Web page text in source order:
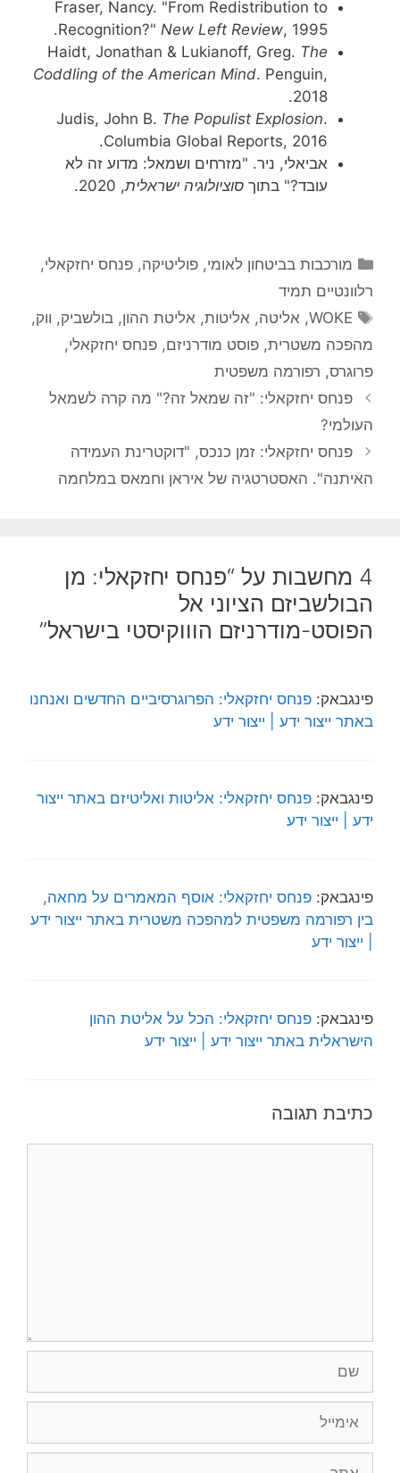
Fraser, Nancy. "From Redistribution to
Recognition?" New Left Review, 1995.
Haidt, Jonathan & Lukianoff, Greg. The
Coddling of the American Mind. Penguin,
2018.
Judis, John B. The Populist Explosion.
Columbia Global Reports, 2016.
אביאלי, ניר. "מזרחים ושמאל: מדוע זה לא
עובד?" בתוך סוציולוגיה ישראלית, 2020.
קטגוריות
מורכבות בביטחון לאומי,פוליטיקה,פנחס יחזקאלי,
רלוונטיים תמיד
תגיות
WOKE
, אליטה, אליטות, אליטת ההון,בולשביק, ווק,
מהפכה משטרית, פוסט מודרניזם, פנחס יחזקאלי,
פרוגרס, רפורמה משפטית
פנחס יחזקאלי: "זה שמאל זה?" מה קרה לשמאל
העולמי?
פנחס יחזקאלי: זמן כנכס, "דוקטרינת העמידה
האיתנה". האסטרטגיה של איראן וחמאס במלחמה
4 מחשבות על “פנחס יחזקאלי: מן
הבולשביזם הציוני אל
הפוסט-מודרניזם הוווקיסטי בישראל”
פינגבאק: פנחס יחזקאלי: הפרוגרסיביים החדשים ואנחנו
באתר ייצור ידע | ייצור ידע
פינגבאק: פנחס יחזקאלי: אליטות ואליטיזם באתר ייצור
ידע | ייצור ידע
פינגבאק: פנחס יחזקאלי: אוסף המאמרים על מחאה,
בין רפורמה משפטית למהפכה משטרית באתר ייצור ידע
| ייצור ידע
פינגבאק: פנחס יחזקאלי: הכל על אליטת ההון
הישראלית באתר ייצור ידע | ייצור ידע
כתיבת תגובה